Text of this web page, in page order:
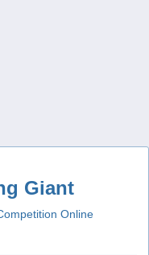
Giant
Online